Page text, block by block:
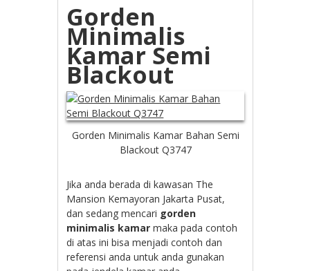
Gorden
Minimalis
Kamar Semi
Blackout
Gorden Minimalis Kamar Bahan Semi
Blackout Q3747
Jika anda berada di kawasan The
Mansion Kemayoran Jakarta Pusat,
dan sedang mencari gorden
minimalis kamar maka pada contoh
di atas ini bisa menjadi contoh dan
referensi anda untuk anda gunakan